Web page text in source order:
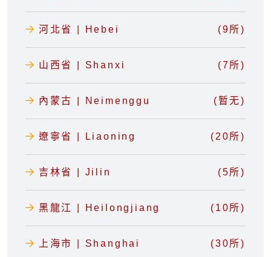
河北省 | Hebei (9所)
山西省 | Shanxi (7所)
內蒙古 | Neimenggu (暂无)
遼寧省 | Liaoning (20所)
吉林省 | Jilin (5所)
黑龍江 | Heilongjiang (10所)
上海市 | Shanghai (30所)